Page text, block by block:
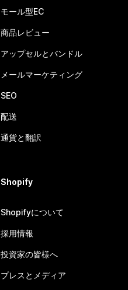
モール型EC
商品レビュー
アップセルとバンドル
メールマーケティング
SEO
配送
通貨と翻訳
Shopify
Shopifyについて
採用情報
投資家の皆様へ
プレスとメディア